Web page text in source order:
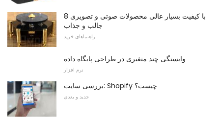
8 با کیفیت بسیار عالی محصولات صوتی و تصویری
جالب و جذاب
راهنماهای خرید
وابستگی چند متغیری در طراحی پایگاه داده
نرم افزار
بررسی سایت: Shopify چیست؟
جدید و بعدی